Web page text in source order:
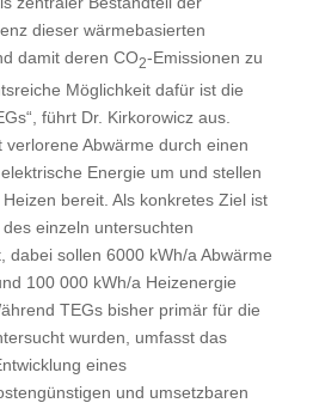
dieser wärmebasierten
damit deren CO2-Emissionen zu
Möglichkeit dafür ist die
führt Dr. Kirkorowicz aus.
verlorene Abwärme durch einen
Energie um und stellen
bereit. Als konkretes Ziel ist
einzeln untersuchten
dabei sollen 6000 kWh/a Abwärme
100 000 kWh/a Heizenergie
TEGs bisher primär für die
wurden, umfasst das
eines
und umsetzbaren